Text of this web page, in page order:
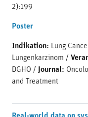
2):199
Poster
Indikation: Lung
Lungenkarzinom /
DGHO / Journal:
and Treatment